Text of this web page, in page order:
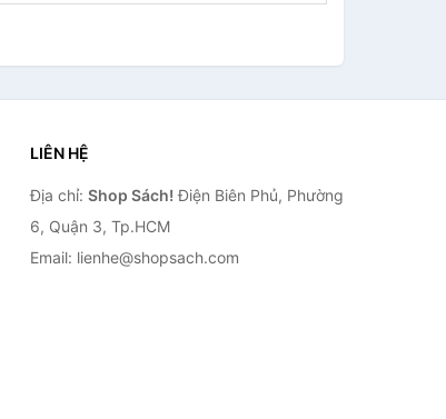
LIÊN HỆ
Địa chỉ: Shop Sách! Điện Biên Phủ, Phường
6, Quận 3, Tp.HCM
Email: lienhe@shopsach.com